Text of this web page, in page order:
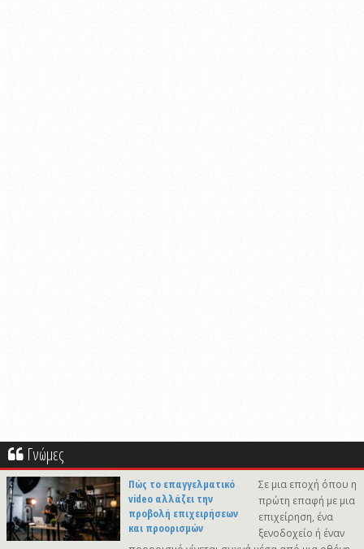
Γνώμες
Πώς το επαγγελματικό
video αλλάζει την
προβολή επιχειρήσεων
και προορισμών
Σε μια εποχή όπου η
πρώτη επαφή με μια
επιχείρηση, ένα
ξενοδοχείο ή έναν